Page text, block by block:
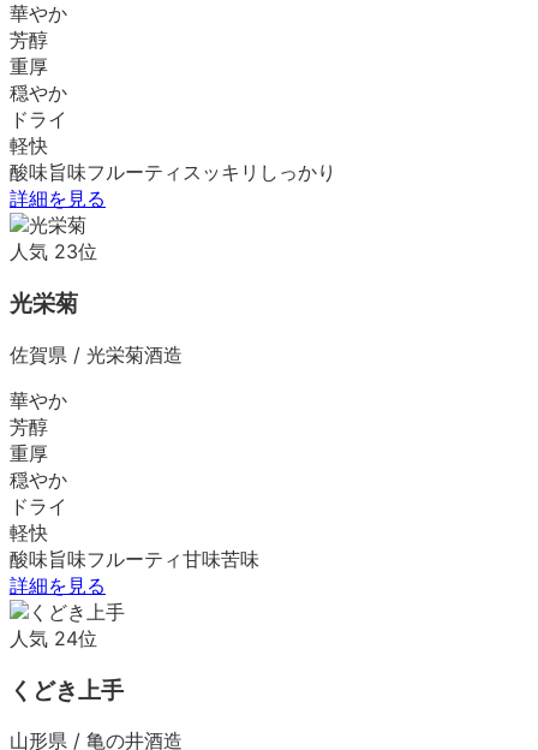
華やか
芳醇
重厚
穏やか
ドライ
軽快
酸味旨味フルーティ スッキリ しっかり
詳細を見る
人気 23位
光栄菊
佐賀県 / 光栄菊酒造
華やか
芳醇
重厚
穏やか
ドライ
軽快
酸味旨味フルーティ甘味苦味
詳細を見る
人気 24位
くどき上手
山形県 / 亀の井酒造